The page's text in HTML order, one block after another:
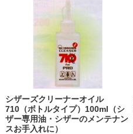
シザーズクリーナーオイル
710（ボトルタイプ）100ml（シ
ザー専用油・シザーのメンテナン
スお手入れに）